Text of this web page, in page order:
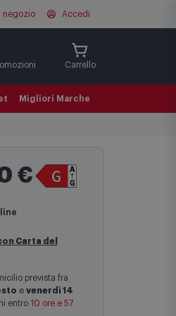
negozio Accedi
Carrello
Migliori Marche
€
Carta del
prevista fra
e venerdì 14
entro 10 ore e 57